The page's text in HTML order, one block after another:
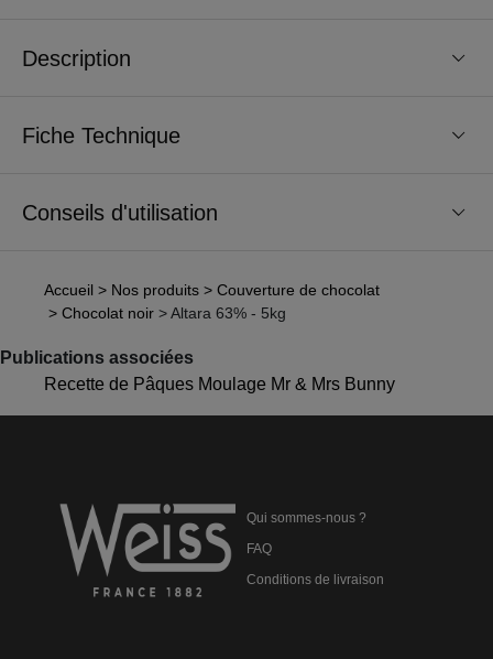
Description
Fiche Technique
Conseils d'utilisation
Accueil > Nos produits > Couverture de chocolat
> Chocolat noir > Altara 63% - 5kg
Publications associées
Recette de Pâques Moulage Mr & Mrs Bunny
Qui sommes-nous ?
FAQ
Conditions de livraison